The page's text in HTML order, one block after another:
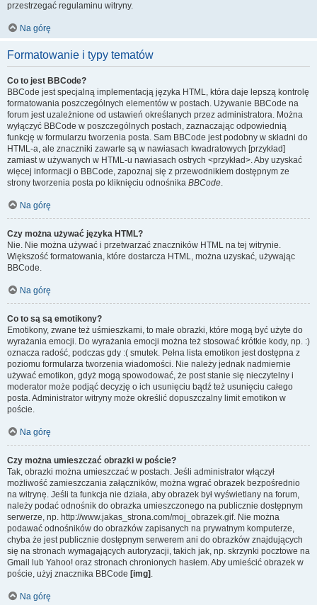
przestrzegać regulaminu witryny.
Na górę
Formatowanie i typy tematów
Co to jest BBCode?
BBCode jest specjalną implementacją języka HTML, która daje lepszą kontrolę
formatowania poszczególnych elementów w postach. Używanie BBCode na
forum jest uzależnione od ustawień określanych przez administratora. Można
wyłączyć BBCode w poszczególnych postach, zaznaczając odpowiednią
funkcję w formularzu tworzenia posta. Sam BBCode jest podobny w składni do
HTML-a, ale znaczniki zawarte są w nawiasach kwadratowych [przykład]
zamiast w używanych w HTML-u nawiasach ostrych <przykład>. Aby uzyskać
więcej informacji o BBCode, zapoznaj się z przewodnikiem dostępnym ze
strony tworzenia posta po kliknięciu odnośnika BBCode.
Na górę
Czy można używać języka HTML?
Nie. Nie można używać i przetwarzać znaczników HTML na tej witrynie.
Większość formatowania, które dostarcza HTML, można uzyskać, używając
BBCode.
Na górę
Co to są są emotikony?
Emotikony, zwane też uśmieszkami, to małe obrazki, które mogą być użyte do
wyrażania emocji. Do wyrażania emocji można też stosować krótkie kody, np. :)
oznacza radość, podczas gdy :( smutek. Pełna lista emotikon jest dostępna z
poziomu formularza tworzenia wiadomości. Nie należy jednak nadmiernie
używać emotikon, gdyż mogą spowodować, że post stanie się nieczytelny i
moderator może podjąć decyzję o ich usunięciu bądź też usunięciu całego
posta. Administrator witryny może określić dopuszczalny limit emotikon w
poście.
Na górę
Czy można umieszczać obrazki w poście?
Tak, obrazki można umieszczać w postach. Jeśli administrator włączył
możliwość zamieszczania załączników, można wgrać obrazek bezpośrednio
na witrynę. Jeśli ta funkcja nie działa, aby obrazek był wyświetlany na forum,
należy podać odnośnik do obrazka umieszczonego na publicznie dostępnym
serwerze, np. http://www.jakas_strona.com/moj_obrazek.gif. Nie można
podawać odnośników do obrazków zapisanych na prywatnym komputerze,
chyba że jest publicznie dostępnym serwerem ani do obrazków znajdujących
się na stronach wymagających autoryzacji, takich jak, np. skrzynki pocztowe na
Gmail lub Yahoo! oraz stronach chronionych hasłem. Aby umieścić obrazek w
poście, użyj znacznika BBCode [img] .
Na górę